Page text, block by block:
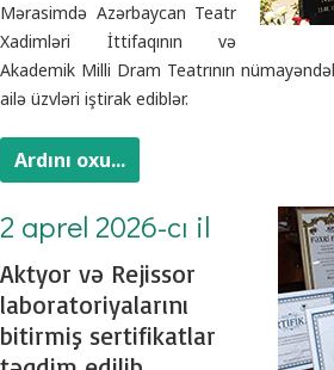
Mərasimdə Azərbaycan Teatr
Xadimləri İttifaqının və
Akademik Milli Dram Teatrının
ailə üzvləri iştirak ediblər.
Ardını oxu...
2 aprel 2026-cı il
Aktyor və Rejissor
laboratoriyalarını
bitirmiş sertifikatlar